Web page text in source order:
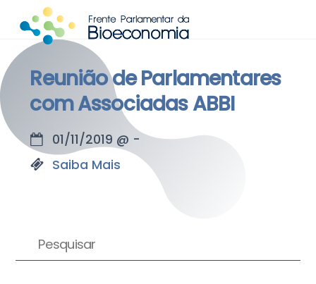
content
Reunião de Parlamentares
com Associadas ABBI
01/11/2019 @ -
Saiba Mais